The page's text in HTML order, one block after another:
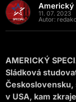
Americký
11. 07. 2023
Autor:
AMERICKÝ
Sládková
Československu,
v USA, kam